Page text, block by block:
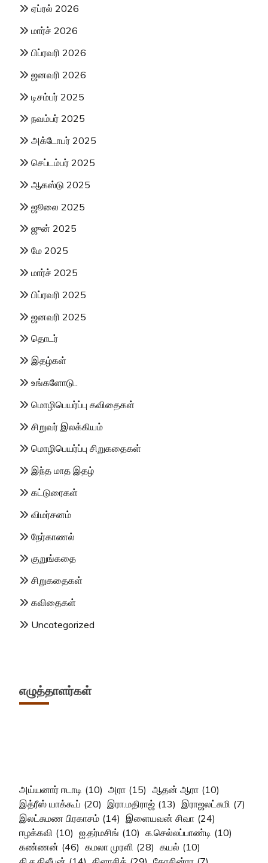
ஏப்ரல் 2026
மார்ச் 2026
பிப்ரவரி 2026
ஜனவரி 2026
டிசம்பர் 2025
நவம்பர் 2025
அக்டோபர் 2025
செப்டம்பர் 2025
ஆகஸ்டு 2025
ஜூலை 2025
ஜுன் 2025
மே 2025
மார்ச் 2025
பிப்ரவரி 2025
ஜனவரி 2025
தொடர்
இதழ்கள்
உங்களோடு..
மொழிபெயர்ப்பு கவிதைகள்
சிறுவர் இலக்கியம்
மொழிபெயர்ப்பு சிறுகதைகள்
இந்த மாத இதழ்
கட்டுரைகள்
விமர்சனம்
நேர்காணல்
குறுங்கதை
சிறுகதைகள்
கவிதைகள்
Uncategorized
எழுத்தாளர்கள்
அய்யனார் ஈடாடி (10) அரா (15) ஆதன் ஆரா (10)
இத்ரீஸ் யாக்கூப் (20) இரா.மதிராஜ் (13) இராஜலட்சுமி (7)
இலட்சுமண பிரகாசம் (14) இளையவன் சிவா (24)
ஈழக்கவி (10) ஐ.தர்மசிங் (10) க.செல்லப்பாண்டி (10)
கண்ணன் (46) கமலா முரளி (28) கயல் (10)